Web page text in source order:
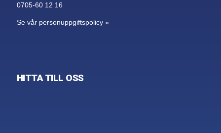
0705-60 12 16
Se vår personuppgiftspolicy »
HITTA TILL OSS